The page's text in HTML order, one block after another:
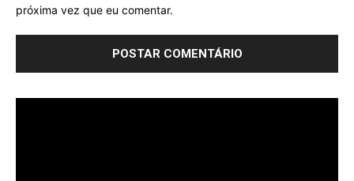
próxima vez que eu comentar.